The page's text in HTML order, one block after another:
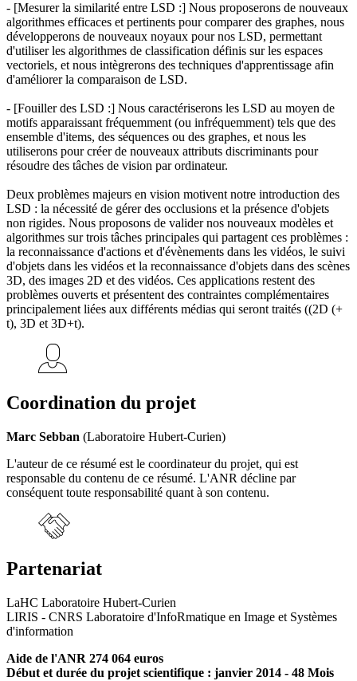
- [Mesurer la similarité entre LSD :] Nous proposerons de nouveaux
algorithmes efficaces et pertinents pour comparer des graphes, nous
développerons de nouveaux noyaux pour nos LSD, permettant
d'utiliser les algorithmes de classification définis sur les espaces
vectoriels, et nous intègrerons des techniques d'apprentissage afin
d'améliorer la comparaison de LSD.
- [Fouiller des LSD :] Nous caractériserons les LSD au moyen de
motifs apparaissant fréquemment (ou infréquemment) tels que des
ensemble d'items, des séquences ou des graphes, et nous les
utiliserons pour créer de nouveaux attributs discriminants pour
résoudre des tâches de vision par ordinateur.
Deux problèmes majeurs en vision motivent notre introduction des
LSD : la nécessité de gérer des occlusions et la présence d'objets
non rigides. Nous proposons de valider nos nouveaux modèles et
algorithmes sur trois tâches principales qui partagent ces problèmes :
la reconnaissance d'actions et d'évènements dans les vidéos, le suivi
d'objets dans les vidéos et la reconnaissance d'objets dans des scènes
3D, des images 2D et des vidéos. Ces applications restent des
problèmes ouverts et présentent des contraintes complémentaires
principalement liées aux différents médias qui seront traités ((2D (+
t), 3D et 3D+t).
Coordination du projet
Marc Sebban (Laboratoire Hubert-Curien)
L'auteur de ce résumé est le coordinateur du projet, qui est
responsable du contenu de ce résumé. L'ANR décline par
conséquent toute responsabilité quant à son contenu.
Partenariat
LaHC Laboratoire Hubert-Curien
LIRIS - CNRS Laboratoire d'InfoRmatique en Image et Systèmes
d'information
Aide de l'ANR 274 064 euros
Début et durée du projet scientifique : janvier 2014 - 48 Mois